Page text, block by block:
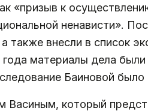
«призыв к
ненависти».
также внесли в список
года материалы дела
Баиновой
Васиным, который